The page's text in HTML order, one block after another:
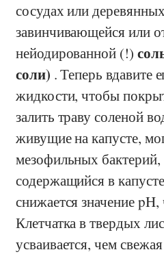
сосудах или
завинчивающейся или
нейодированной (!)
соли) . Теперь вдавите
жидкости, чтобы
залить траву соленой
живущие на капусте,
мезофильных бактерий,
содержащийся в
снижается значение
Клетчатка в твердых
усваивается, чем